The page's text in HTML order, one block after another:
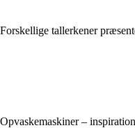
Forskellige tallerkener
Opvaskemaskiner –